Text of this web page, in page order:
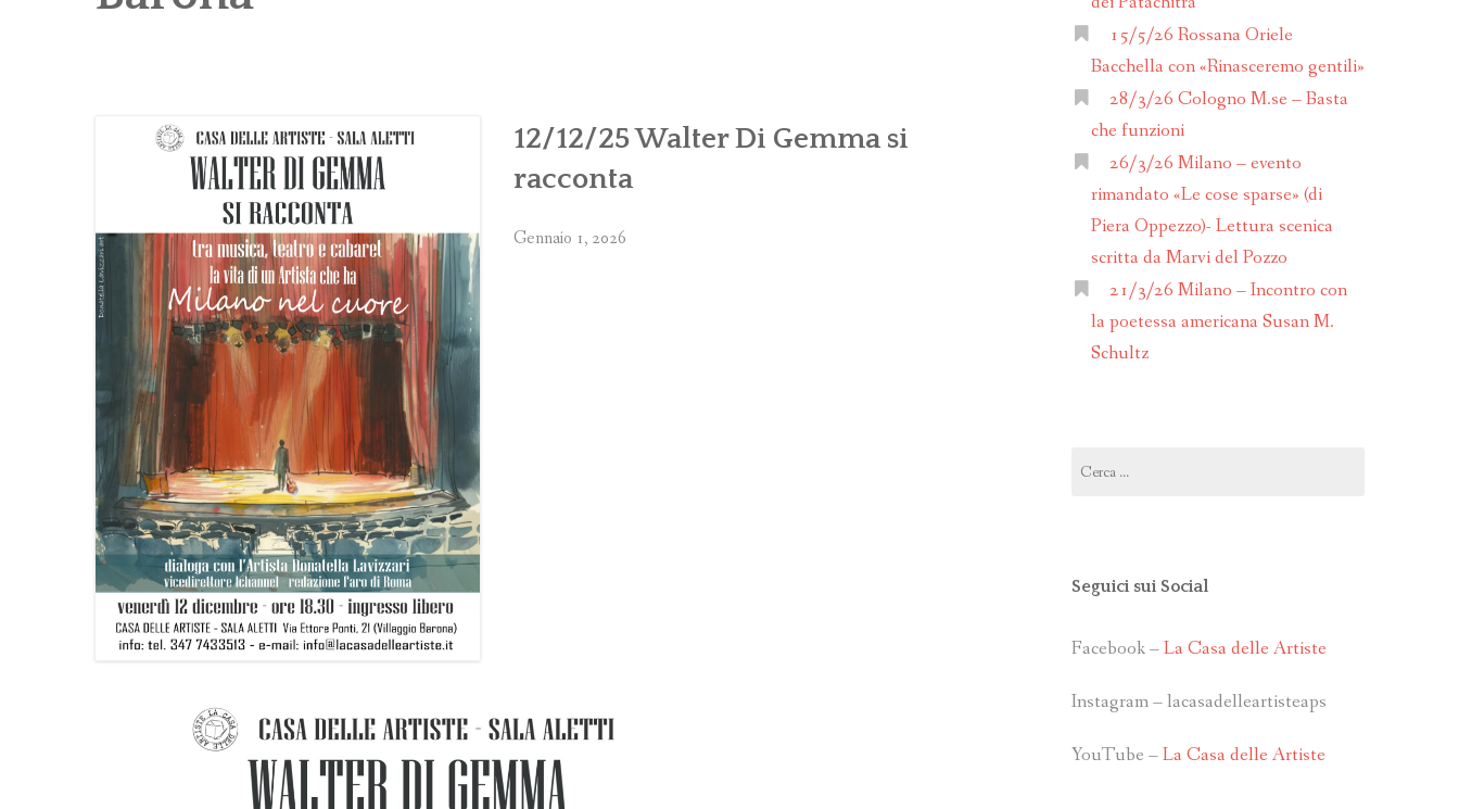
12/12/25 Walter Di Gemma si
racconta
Gennaio 1, 2026
15/5/26 Rossana Oriele
Bacchella con «Rinasceremo gentili»
28/3/26 Cologno M.se – Basta
che funzioni
26/3/26 Milano – evento
rimandato «Le cose sparse» (di
Piera Oppezzo)- Lettura scenica
scritta da Marvi del Pozzo
21/3/26 Milano – Incontro con
la poetessa americana Susan M.
Schultz
per:
Seguici sui Social
Facebook –La Casa delle Artiste
Instagram – lacasadelleartisteaps
YouTube –La Casa delle Artiste